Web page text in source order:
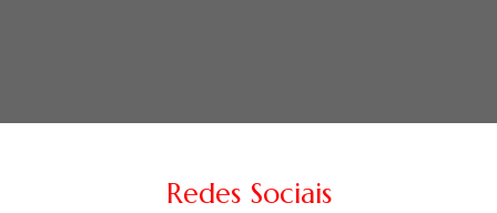
Redes Sociais